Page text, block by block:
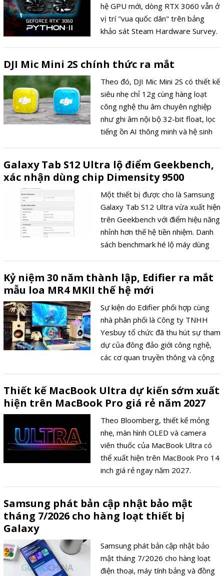
hệ GPU mới, dòng RTX 3060 vẫn ở
vị trí "vua quốc dân" trên bảng
khảo sát Steam Hardware Survey.
DJI Mic Mini 2S chính thức ra mắt
Theo đó, DJI Mic Mini 2S có thiết kế
siêu nhẹ chỉ 12g cùng hàng loạt
công nghệ thu âm chuyên nghiệp
như ghi âm nội bộ 32-bit float, lọc
tiếng ồn AI thông minh và hệ sinh
âm linh hoạt, ổn định và mạnh mẽ
cho cả người dùng bán chuyên lẫn
chuyên nghiệp.
Galaxy Tab S12 Ultra lộ điểm Geekbench,
xác nhận dùng chip Dimensity 9500
Một thiết bị được cho là Samsung
Galaxy Tab S12 Ultra vừa xuất hiện
trên Geekbench với điểm hiệu năng
nhỉnh hơn thế hệ tiền nhiệm. Danh
sách benchmark hé lộ máy dùng
Kỷ niệm 30 năm thành lập, Edifier ra mắt
mẫu loa MR4 MKII thế hệ mới
Sự kiện do Edifier phối hợp cùng
nhà phân phối là Công ty TNHH
Yesbuy tổ chức đã thu hút sự tham
dự của đông đảo giới công nghệ,
các cơ quan truyền thông và cộng
Thiết kế MacBook Ultra dự kiến sớm xuất
hiện trên MacBook Pro giá rẻ năm 2027
Theo Bloomberg, thiết kế mỏng
nhẹ, màn hình OLED và camera
viên thuốc của MacBook Ultra có
thể xuất hiện trên MacBook Pro 14
inch giá rẻ ngay năm 2027.
Samsung phát bản cập nhật bảo mật
tháng 7/2026 cho hàng loạt thiết bị
Galaxy
Samsung phát bản cập nhật bảo
mật tháng 7/2026 cho hàng loạt
điện thoại, máy tính bảng và đồng